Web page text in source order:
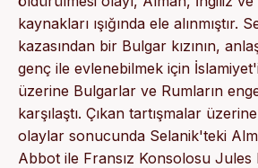
kaynakları ışığında ele alınmıştır.
kazasından bir Bulgar kızının,
genç ile evlenebilmek için
üzerine Bulgarlar ve Rumların
karşılaştı. Çıkan tartışmalar
olaylar sonucunda Selanik'teki
Abbot ile Fransız Konsolosu